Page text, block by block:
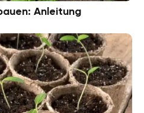
Anleitung